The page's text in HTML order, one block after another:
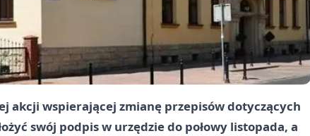
akcji wspierającej zmianę przepisów dotyczących
swój podpis w urzędzie do połowy listopada, a